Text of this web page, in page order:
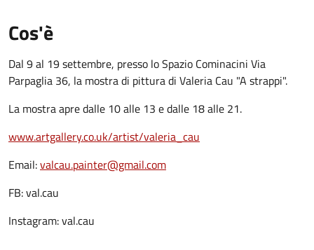
Cos'è
Dal 9 al 19 settembre, presso lo Spazio Cominacini Via
Parpaglia 36, la mostra di pittura di Valeria Cau "A strappi".
La mostra apre dalle 10 alle 13 e dalle 18 alle 21.
www.artgallery.co.uk/artist/valeria_cau
Email:valcau.painter@gmail.com
FB: val.cau
Instagram: val.cau